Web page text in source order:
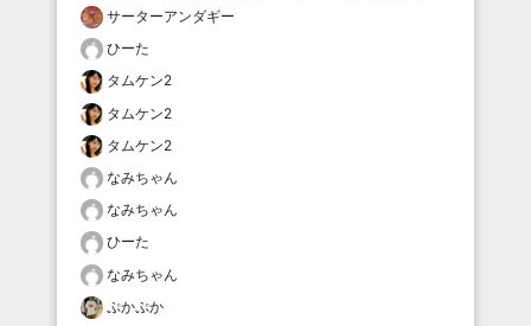
サーターアンダギー
ひーた
タムケン2
タムケン2
タムケン2
なみちゃん
なみちゃん
ひーた
なみちゃん
ぷかぷか